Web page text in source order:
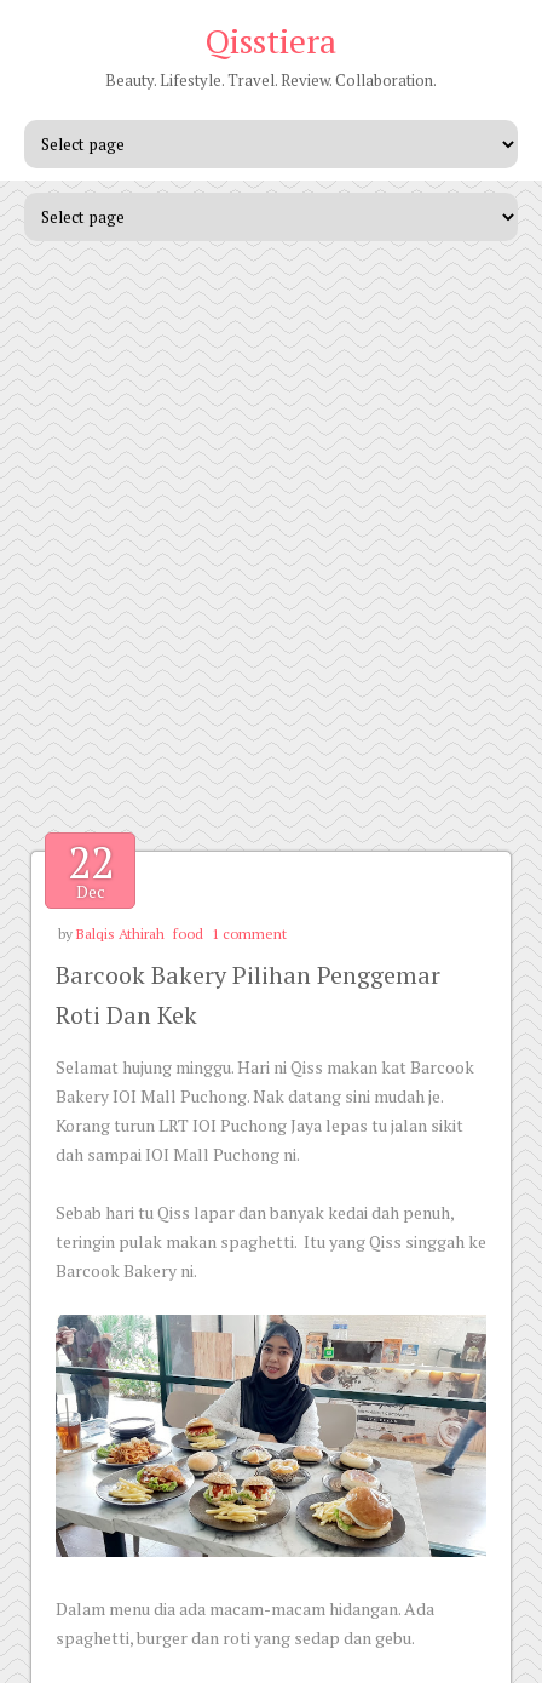
Qisstiera
Beauty. Lifestyle. Travel. Review. Collaboration.
22
Dec
by Balqis Athirah food 1 comment
Barcook Bakery Pilihan Penggemar
Roti Dan Kek
Selamat hujung minggu. Hari ni Qiss makan kat Barcook
Bakery IOI Mall Puchong. Nak datang sini mudah je.
Korang turun LRT IOI Puchong Jaya lepas tu jalan sikit
dah sampai IOI Mall Puchong ni.
Sebab hari tu Qiss lapar dan banyak kedai dah penuh,
teringin pulak makan spaghetti. Itu yang Qiss singgah ke
Barcook Bakery ni.
Dalam menu dia ada macam-macam hidangan. Ada
spaghetti, burger dan roti yang sedap dan gebu.